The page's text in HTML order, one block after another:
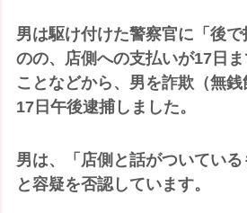
男は駆け付けた警察官に「後
のの、店側への支払いが17日
ことなどから、男を詐欺（無銭
17日午後逮捕しました。
男は、「店側と話がついている
と容疑を否認しています。